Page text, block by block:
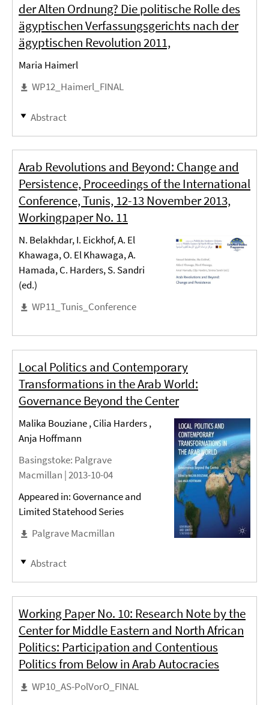
der Alten Ordnung? Die politische Rolle des
ägyptischen Verfassungsgerichts nach der
ägyptischen Revolution 2011,
Maria Haimerl
WP12_Haimerl_FINAL
Abstract
Arab Revolutions and Beyond: Change and
Persistence, Proceedings of the International
Conference, Tunis, 12-13 November 2013,
Workingpaper No. 11
N. Belakhdar, I. Eickhof, A. El
Khawaga, O. El Khawaga, A.
Hamada, C. Harders, S. Sandri
(ed.)
WP11_Tunis_Conference
Local Politics and Contemporary
Transformations in the Arab World:
Governance Beyond the Center
Malika Bouziane , Cilia Harders ,
Anja Hoffmann
Basingstoke: Palgrave
Macmillan |2013-10-04
Appeared in: Governance and
Limited Statehood Series
Palgrave Macmillan
Abstract
Working Paper No. 10: Research Note by the
Center for Middle Eastern and North African
Politics: Participation and Contentious
Politics from Below in Arab Autocracies
WP10_AS-PolVorO_FINAL